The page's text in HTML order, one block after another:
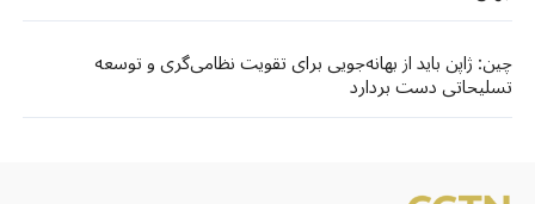
چین: ژاپن باید از بهانه‌جویی برای تقویت نظامی‌گری و توسعه
تسلیحاتی دست بردارد